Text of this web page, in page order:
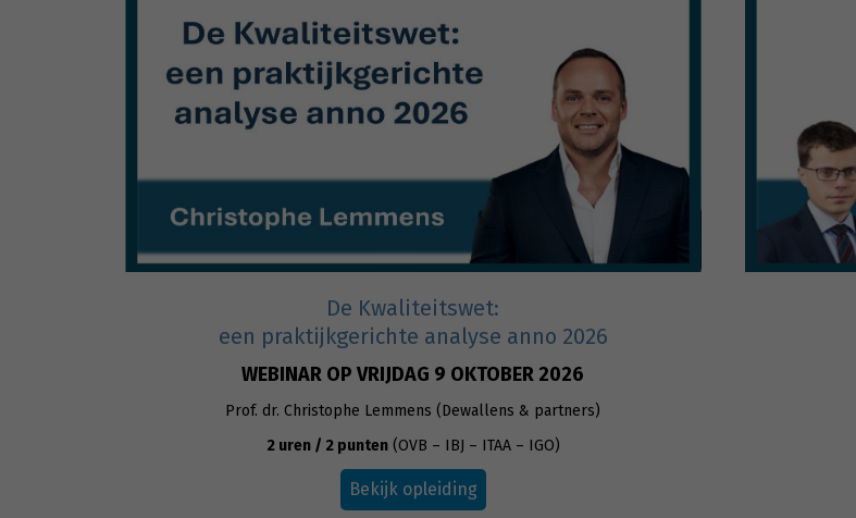
De Kwaliteitswet:
een praktijkgerichte analyse anno 2026
WEBINAR OP VRIJDAG 9 OKTOBER 2026
Prof. dr. Christophe Lemmens (Dewallens & partners)
2 uren / 2 punten(OVB – IBJ – ITAA – IGO)
Bekijk opleiding